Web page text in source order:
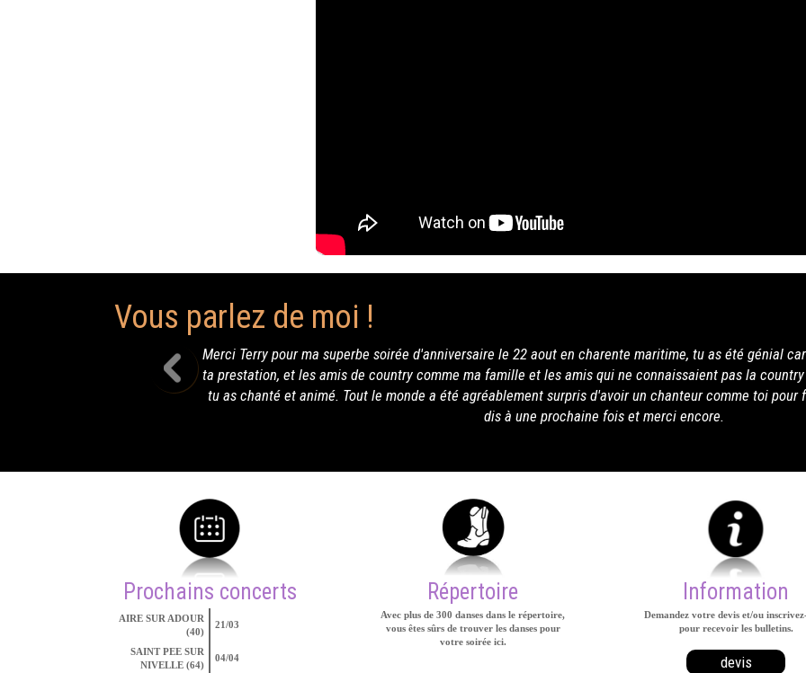
Vous parlez de moi !
pour ma superbe soirée d'anniversaire le 22 aout en charente maritime, tu as été génial car tout le monde a pu s'amuser avec
et les amis de country comme ma famille et les amis qui ne connaissaient pas la country ont beaucoup aprécié tout ce que
et animé. Tout le monde a été agréablement surpris d'avoir un chanteur comme toi pour feter avec moi mes 60 ans !! Je te
Prochains concerts
AIRE SUR ADOUR
(40)
21/03
SAINT PEE SUR
NIVELLE (64)
04/04
Répertoire
Avec plus de 300 danses dans le répertoire,
vous êtes sûrs de trouver les danses pour
votre soirée ici.
Information
Demandez votre devis et/ou
pour recevoir les bulletins.
devis